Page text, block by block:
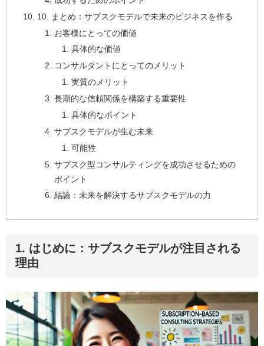
10. まとめ：サブスクモデルで未来のビジネスを作る
お客様にとっての価値
具体的な価値
コンサルタントにとってのメリット
実質のメリット
長期的な信頼関係を構築する重要性
具体的なポイント
サブスクモデルが生む未来
可能性
サブスク型コンサルティングを成功させるための
ポイント
結論：未来を解決するサブスクモデルの力
1. はじめに：サブスクモデルが注目される
理由